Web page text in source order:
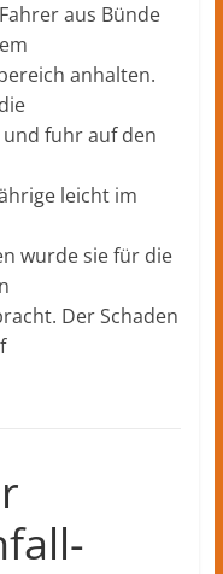
aus Bünde
anhalten.
fuhr auf den
leicht im
wurde sie für die
Der Schaden